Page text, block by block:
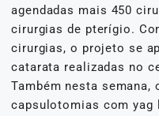
agendadas mais 450
cirurgias de pterígio.
cirurgias, o projeto se
catarata realizadas no
Também nesta semana,
capsulotomias com yag